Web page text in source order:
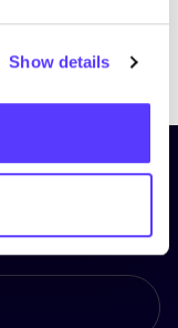
Show detailsPrevious